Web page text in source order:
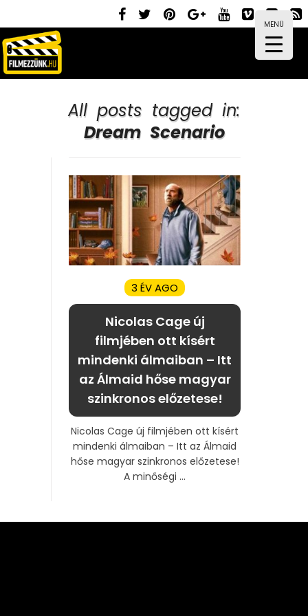
MENÜ
All posts tagged in:
Dream Scenario
3 ÉV AGO
Nicolas Cage új
filmjében ott kísért
mindenki álmaiban – Itt
az Álmaid hőse magyar
szinkronos előzetese!
Nicolas Cage új filmjében ott kísért
mindenki álmaiban – Itt az Álmaid
hőse magyar szinkronos előzetese!
A minőségi ...